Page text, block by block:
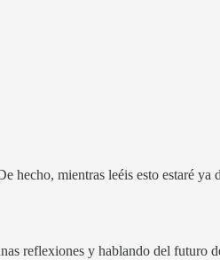
hecho, mientras leéis esto estaré ya
reflexiones y hablando del futuro